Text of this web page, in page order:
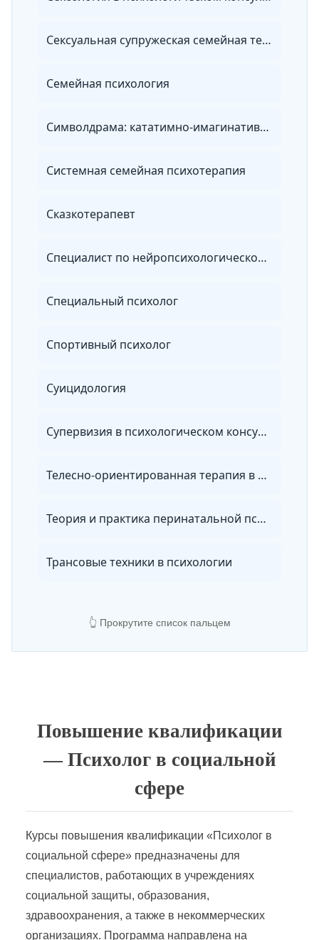
Сексуальная супружеская семейная терапия
Семейная психология
Символдрама: кататимно-имагинативная психотерапия в практике психолога
Системная семейная психотерапия
Сказкотерапевт
Специалист по нейропсихологической диагностике и коррекции в детском возрасте
Специальный психолог
Спортивный психолог
Суицидология
Супервизия в психологическом консультировании и психотерапии
Телесно-ориентированная терапия в психологическом консультировании
Теория и практика перинатальной психологии и психиатрии
Трансовые техники в психологии
👆 Прокрутите список пальцем
Повышение квалификации
— Психолог в социальной
сфере
Курсы повышения квалификации «Психолог в
социальной сфере» предназначены для
специалистов, работающих в учреждениях
социальной защиты, образования,
здравоохранения, а также в некоммерческих
организациях. Программа направлена на